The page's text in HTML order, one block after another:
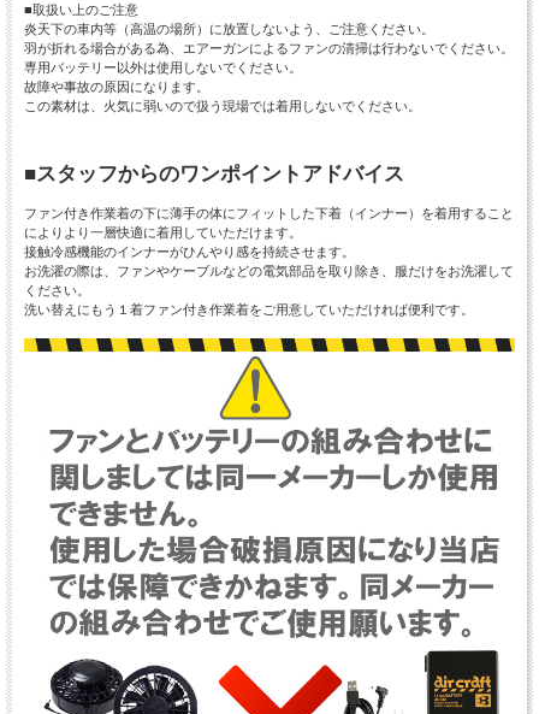
■取扱い上のご注意
炎天下の車内等（高温の場所）に放置しないよう、ご注意ください。
羽が折れる場合がある為、エアーガンによるファンの清掃は行わないでください。
専用バッテリー以外は使用しないでください。
故障や事故の原因になります。
この素材は、火気に弱いので扱う現場では着用しないでください。
■スタッフからのワンポイントアドバイス
ファン付き作業着の下に薄手の体にフィットした下着（インナー）を着用すること
によりより一層快適に着用していただけます。
接触冷感機能のインナーがひんやり感を持続させます。
お洗濯の際は、ファンやケーブルなどの電気部品を取り除き、服だけをお洗濯して
ください。
洗い替えにもう１着ファン付き作業着をご用意していただければ便利です。